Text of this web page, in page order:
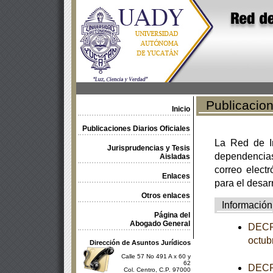
Inicio
Publicaciones Diarios Oficiales
Jurisprudencias y Tesis
Aisladas
Enlaces
Otros enlaces
Página del
Abogado General
Dirección de Asuntos Jurídicos
Calle 57 No 491 A x 60 y
62
Col. Centro, C.P. 97000
La Red de
correo
para el
Información